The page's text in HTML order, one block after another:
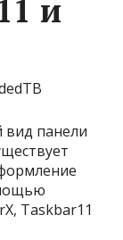
и
вид панели
Taskbar11